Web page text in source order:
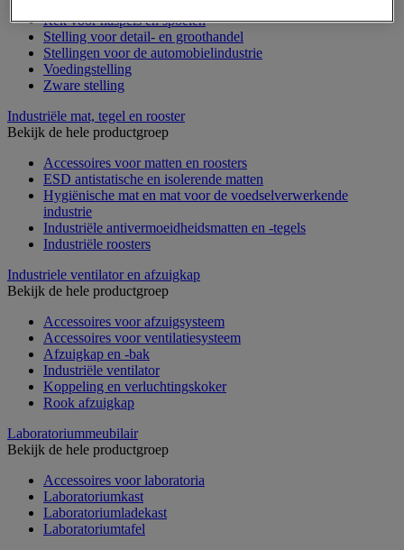
Rek voor haspels en spoelen
Stelling voor detail- en groothandel
Stellingen voor de automobielindustrie
Voedingstelling
Zware stelling
Industriële mat, tegel en rooster
Bekijk de hele productgroep
Accessoires voor matten en roosters
ESD antistatische en isolerende matten
Hygiënische mat en mat voor de voedselverwerkende
industrie
Industriële antivermoeidheidsmatten en -tegels
Industriële roosters
Industriele ventilator en afzuigkap
Bekijk de hele productgroep
Accessoires voor afzuigsysteem
Accessoires voor ventilatiesysteem
Afzuigkap en -bak
Industriële ventilator
Koppeling en verluchtingskoker
Rook afzuigkap
Laboratoriummeubilair
Bekijk de hele productgroep
Accessoires voor laboratoria
Laboratoriumkast
Laboratoriumladekast
Laboratoriumtafel